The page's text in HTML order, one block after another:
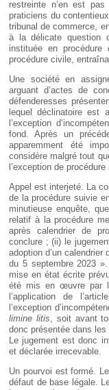
restreinte n’en est
praticiens du
tribunal de commerce,
à la délicate question
instituée en
procédure civile,
Une société en
arguant d’actes de
défenderesses
lequel déclinatoire est
l’exception
fond. Après un
apparemment été
considère malgré tout
l’exception de
Appel est interjeté. La
de la procédure suivie
minutieuse enquête,
relatif à la procédure
après calendrier de
conclure ; (ii) le
adoption d’un calendrier
du 5 septembre 2023
mise en état écrite
été mis en œuvre par
l’application de
l’exception
limine litis, soit avant
donc présentée dans
Le jugement est donc
et déclarée irrecevable.
Un pourvoi est formé.
défaut de base légale.